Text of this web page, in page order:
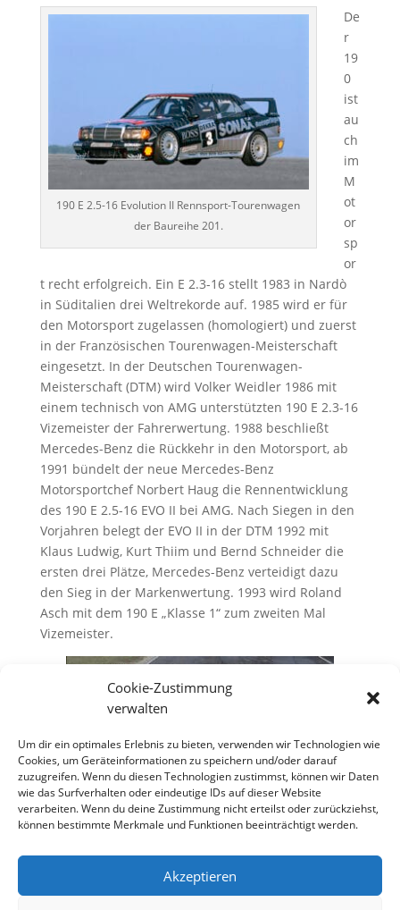
Cookie-Zustimmung
verwalten
Um dir ein optimales Erlebnis zu bieten, verwenden wir Technologien wie
Cookies, um Geräteinformationen zu speichern und/oder darauf
zuzugreifen. Wenn du diesen Technologien zustimmst, können wir Daten
wie das Surfverhalten oder eindeutige IDs auf dieser Website
verarbeiten. Wenn du deine Zustimmung nicht erteilst oder zurückziehst,
können bestimmte Merkmale und Funktionen beeinträchtigt werden.
Akzeptieren
190 E 2.5-16 Evolution II Rennsport-Tourenwagen
der Baureihe 201.
De
r
19
0
ist
au
ch
im
M
ot
or
sp
or
t recht erfolgreich. Ein E 2.3-16 stellt 1983 in Nardò
in Süditalien drei Weltrekorde auf. 1985 wird er für
den Motorsport zugelassen (homologiert) und zuerst
in der Französischen Tourenwagen-Meisterschaft
eingesetzt. In der Deutschen Tourenwagen-
Meisterschaft (DTM) wird Volker Weidler 1986 mit
einem technisch von AMG unterstützten 190 E 2.3-16
Vizemeister der Fahrerwertung. 1988 beschließt
Mercedes-Benz die Rückkehr in den Motorsport, ab
1991 bündelt der neue Mercedes-Benz
Motorsportchef Norbert Haug die Rennentwicklung
des 190 E 2.5-16 EVO II bei AMG. Nach Siegen in den
Vorjahren belegt der EVO II in der DTM 1992 mit
Klaus Ludwig, Kurt Thiim und Bernd Schneider die
ersten drei Plätze, Mercedes-Benz verteidigt dazu
den Sieg in der Markenwertung. 1993 wird Roland
Asch mit dem 190 E „Klasse 1“ zum zweiten Mal
Vizemeister.
Insgesamt werden bis August 1993 an der Weser
rund eine Million 190er gebaut. Dann wird er durch